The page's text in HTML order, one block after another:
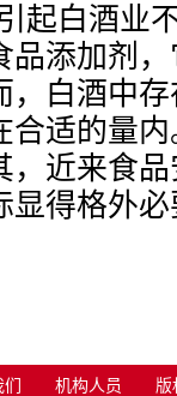
起白酒业
品添加剂
，白酒中
合适的量
，近来食
得格外必
们 机构人员 版